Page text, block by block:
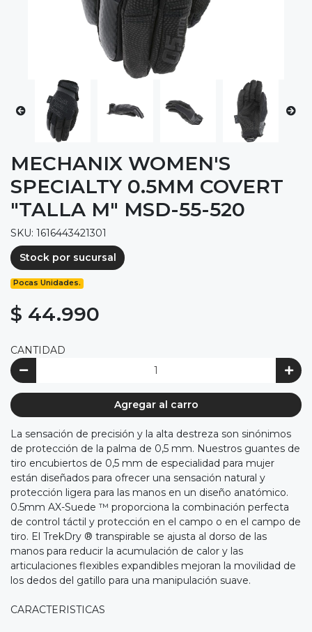
MECHANIX WOMEN'S
SPECIALTY 0.5MM COVERT
"TALLA M" MSD-55-520
SKU: 1616443421301
Stock por sucursal
Pocas Unidades.
$ 44.990
CANTIDAD
Agregar al carro
La sensación de precisión y la alta destreza son sinónimos
de protección de la palma de 0,5 mm. Nuestros guantes de
tiro encubiertos de 0,5 mm de especialidad para mujer
están diseñados para ofrecer una sensación natural y
protección ligera para las manos en un diseño anatómico.
0.5mm AX-Suede ™ proporciona la combinación perfecta
de control táctil y protección en el campo o en el campo de
tiro. El TrekDry ® transpirable se ajusta al dorso de las
manos para reducir la acumulación de calor y las
articulaciones flexibles expandibles mejoran la movilidad de
los dedos del gatillo para una manipulación suave.
CARACTERISTICAS